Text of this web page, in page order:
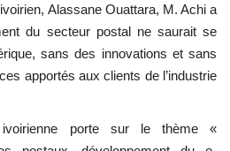
Alassane Ouattara, M. Achi a
du secteur postal ne saurait se
sans des innovations et sans
apportés aux clients de l’industrie
porte sur le thème «